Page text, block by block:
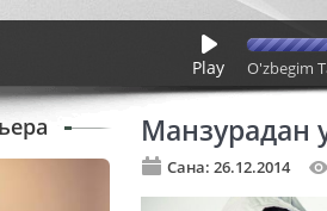
Play O'zbegim
Манзурадан
Сана: 26.12.2014